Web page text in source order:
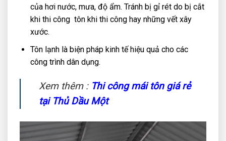
của hơi nước, mưa, độ ẩm. Tránh bị gỉ rét do bị cắt
khi thi công tôn khi thi công hay những vết xây
xước.
Tôn lạnh là biện pháp kinh tế hiệu quả cho các
công trình dân dụng.
Xem thêm : Thi công mái tôn giá rẻ
tại Thủ Dầu Một